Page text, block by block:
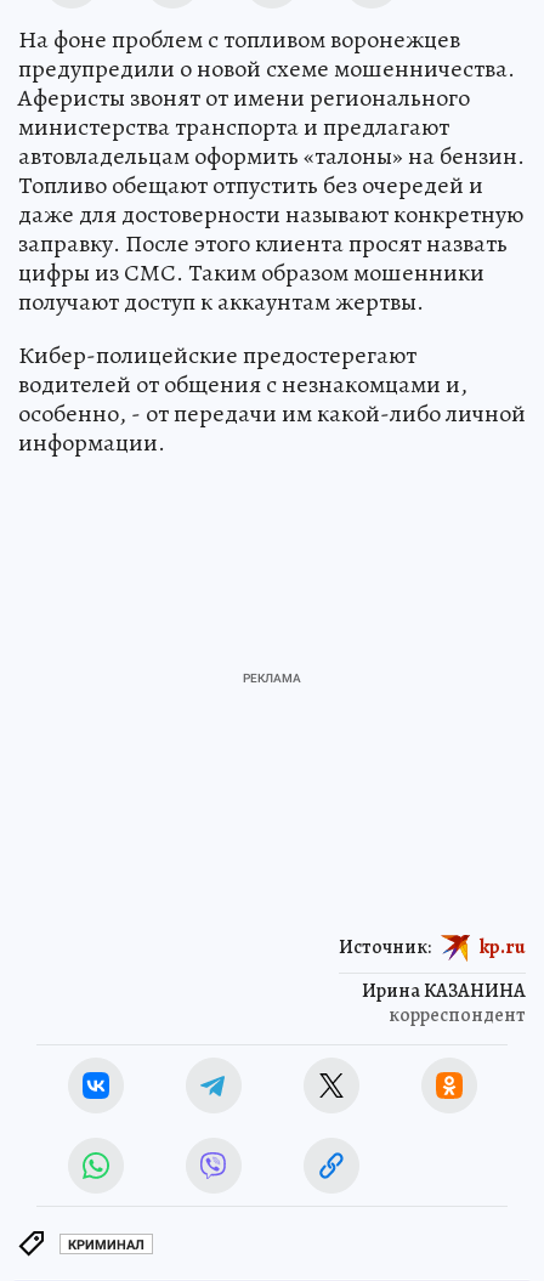
На фоне проблем с топливом воронежцев
предупредили о новой схеме мошенничества.
Аферисты звонят от имени регионального
министерства транспорта и предлагают
автовладельцам оформить «талоны» на бензин.
Топливо обещают отпустить без очередей и
даже для достоверности называют конкретную
заправку. После этого клиента просят назвать
цифры из СМС. Таким образом мошенники
получают доступ к аккаунтам жертвы.
Кибер-полицейские предостерегают
водителей от общения с незнакомцами и,
особенно, - от передачи им какой-либо личной
информации.
Ирина КАЗАНИНА
корреспондент
Источник: kp.ru
КРИМИНАЛ